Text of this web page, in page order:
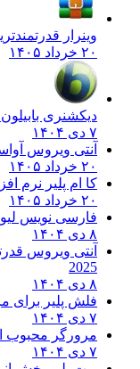
وینرار
۲۰ خرداد ۱۴۰۵
دیکشنری بابیلون NG - فرهنگ لغت کامپیوتر
۷ دی ۱۴۰۴
آنتی ویروس
۲۰ خرداد ۱۴۰۵
کا ام پلیر نرم
۲۰ خرداد ۱۴۰۵
فارسی نویس
۸ دی ۱۴۰۴
آنتی ویروس
2025
۸ دی ۱۴۰۴
فلش پلیر برای
۷ دی ۱۴۰۴
مرورگر محبوب
۷ دی ۱۴۰۴